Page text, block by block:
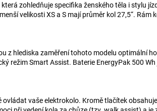
zohledňuje specifika ženského těla i stylu
velikosti XS a S mají průměr kol 27,5“.
z hlediska zaměření tohoto modelu optimální
Smart Assist. Baterie EnergyPak 500
vaše elektrokolo. Kromě tlačítek